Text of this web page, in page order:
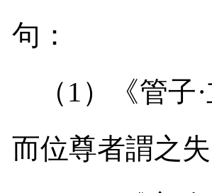
句：
（ 1 ）《管子
而位尊者謂之